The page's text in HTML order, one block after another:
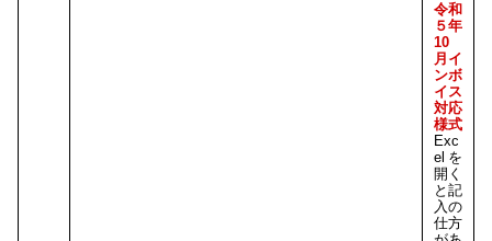
令和
５年
10
月イ
ンボ
イス
対応
様式
Exc
elを
開く
と記
入の
仕方